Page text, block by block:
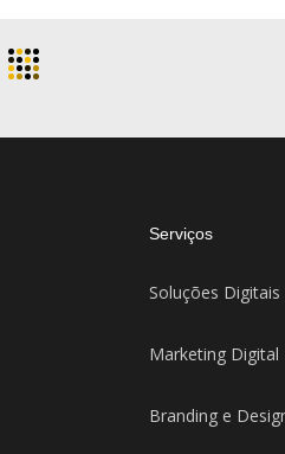
Serviços
Soluções Digitais
Marketing Digital
Branding e